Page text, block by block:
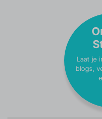
Laat je
blogs,